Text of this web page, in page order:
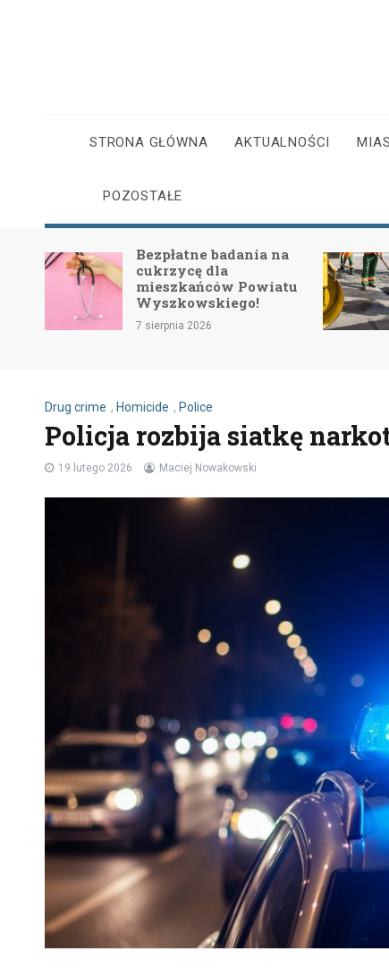
STRONA GŁÓWNA AKTUALNOŚCI
POZOSTAŁE
Bezpłatne badania na
cukrzycę dla
mieszkańców Powiatu
Wyszkowskiego!
7 sierpnia 2026
Drug crime , Homicide , Police
Policja rozbija siatkę
19 lutego 2026 Maciej Nowakowski